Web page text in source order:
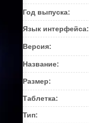
Год выпуска:
Язык интерфейса:
Версия:
Название:
Размер:
Таблетка:
Тип: